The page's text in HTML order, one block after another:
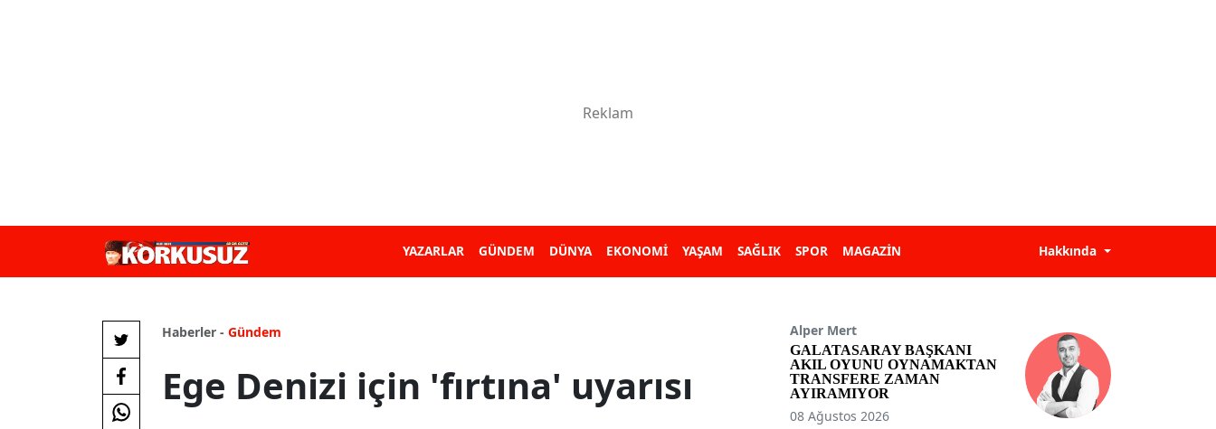
YAZARLAR GÜNDEM DÜNYA EKONOMİ YAŞAM SAĞLIK SPOR MAGAZİN Hakkında
Haberler - Gündem
Ege Denizi için 'fırtına' uyarısı
Alper Mert
GALATASARAY BAŞKANI
AKIL OYUNU OYNAMAKTAN
TRANSFERE ZAMAN
AYIRAMIYOR
08 Ağustos 2026